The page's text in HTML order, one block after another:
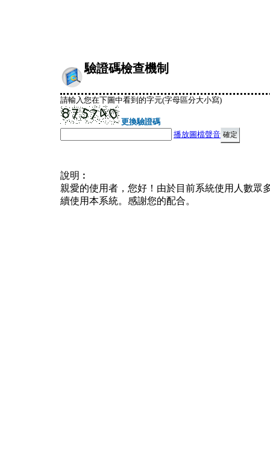
驗證碼檢查機制
請輸入您在下圖中看到的字元(字母區分大小寫)
更換驗證碼
播放圖檔聲音
說明︰
親愛的使用者，您好！由於目前系統使用人數眾
續使用本系統。感謝您的配合。